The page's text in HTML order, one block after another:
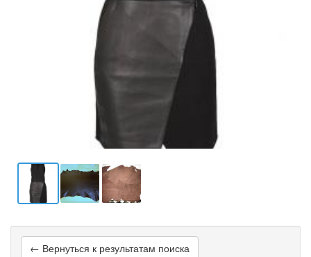
← Вернуться к результатам поиска